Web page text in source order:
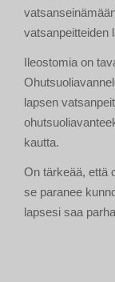
vatsanpeitteiden
Ileostomia on
lapsen
kautta.
On tärkeää, että
se paranee
lapsesi saa